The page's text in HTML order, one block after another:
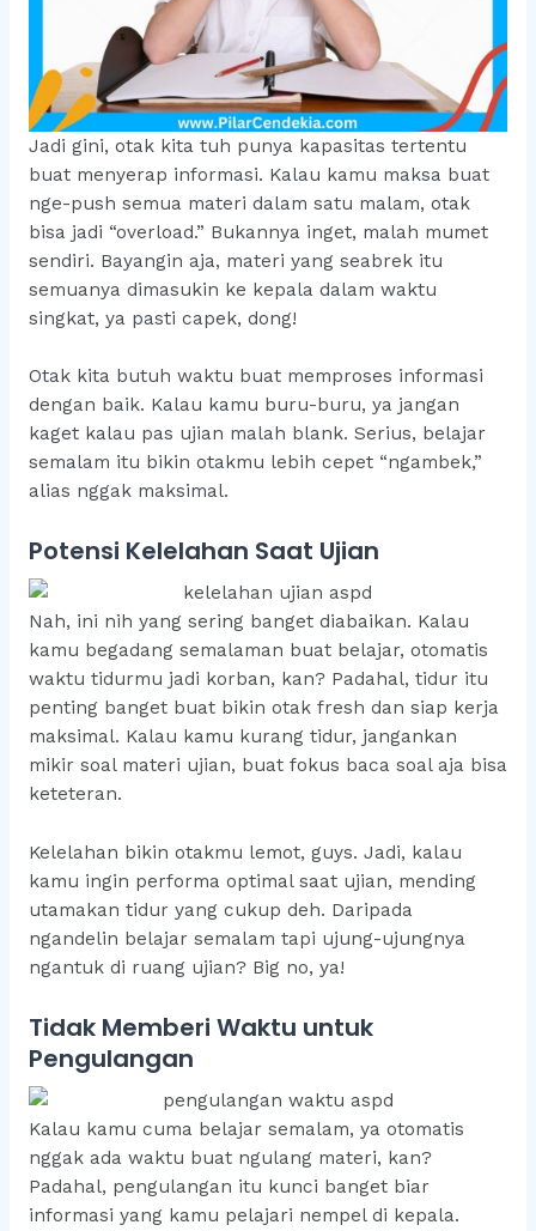
Jadi gini, otak kita tuh punya kapasitas tertentu
buat menyerap informasi. Kalau kamu maksa buat
nge-push semua materi dalam satu malam, otak
bisa jadi “overload.” Bukannya inget, malah mumet
sendiri. Bayangin aja, materi yang seabrek itu
semuanya dimasukin ke kepala dalam waktu
singkat, ya pasti capek, dong!
Otak kita butuh waktu buat memproses informasi
dengan baik. Kalau kamu buru-buru, ya jangan
kaget kalau pas ujian malah blank. Serius, belajar
semalam itu bikin otakmu lebih cepet “ngambek,”
alias nggak maksimal.
Potensi Kelelahan Saat Ujian
Nah, ini nih yang sering banget diabaikan. Kalau
kamu begadang semalaman buat belajar, otomatis
waktu tidurmu jadi korban, kan? Padahal, tidur itu
penting banget buat bikin otak fresh dan siap kerja
maksimal. Kalau kamu kurang tidur, jangankan
mikir soal materi ujian, buat fokus baca soal aja bisa
keteteran.
Kelelahan bikin otakmu lemot, guys. Jadi, kalau
kamu ingin performa optimal saat ujian, mending
utamakan tidur yang cukup deh. Daripada
ngandelin belajar semalam tapi ujung-ujungnya
ngantuk di ruang ujian? Big no, ya!
Tidak Memberi Waktu untuk
Pengulangan
Kalau kamu cuma belajar semalam, ya otomatis
nggak ada waktu buat ngulang materi, kan?
Padahal, pengulangan itu kunci banget biar
informasi yang kamu pelajari nempel di kepala.